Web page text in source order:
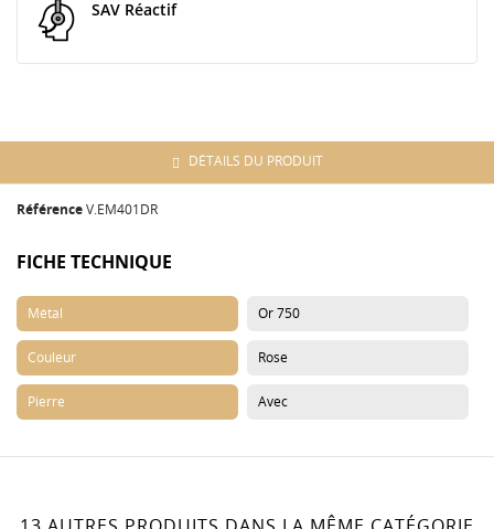
SAV Réactif
DÉTAILS DU PRODUIT
RéférenceV.EM401DR
FICHE TECHNIQUE
Métal Or 750
Couleur Rose
Pierre Avec